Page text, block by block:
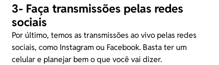
3- Faça transmissões pelas redes
sociais
Por último, temos as transmissões ao vivo pelas redes
sociais, como Instagram ou Facebook. Basta ter um
celular e planejar bem o que você vai dizer.